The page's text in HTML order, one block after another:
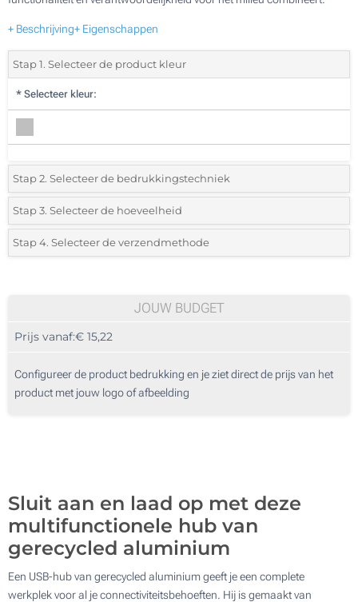
+ Beschrijving+ Eigenschappen
Stap 1. Selecteer de product kleur
* Selecteer kleur:
Stap 2. Selecteer de bedrukkingstechniek
*Selecteer de bedrukking en kleuren van het logo:
1 Kleur (Voorkant)
Lasergraveren (Voorkant)
Stap 3. Selecteer de hoeveelheid
*Selecteer uit de lijst of voeg het gewenste aantal in
10
50
Stap 4. Selecteer de verzendmethode
JOUW BUDGET
Prijs vanaf:€ 15,22
Configureer de product bedrukking en je ziet direct de prijs van het
product met jouw logo of afbeelding
Sluit aan en laad op met deze
multifunctionele hub van
gerecycled aluminium
Een USB-hub van gerecycled aluminium geeft je een complete
werkplek voor al je connectiviteitsbehoeften. Hij is gemaakt van